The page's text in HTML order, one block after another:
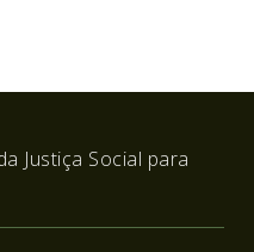
Justiça Social para